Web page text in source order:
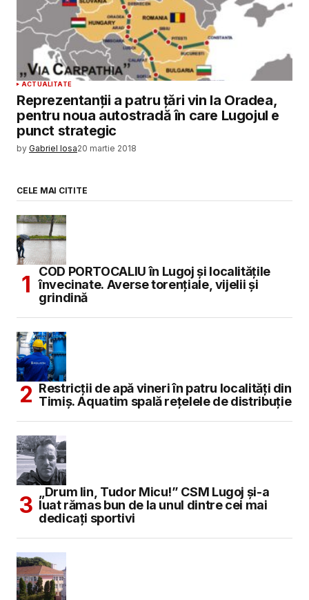
ACTUALITATE
Reprezentanţii a patru ţări vin la Oradea,
pentru noua autostradă în care Lugojul e
punct strategic
by Gabriel Iosa20 martie 2018
CELE MAI CITITE
COD PORTOCALIU în Lugoj și localitățile
învecinate. Averse torențiale, vijelii și
grindină
Restricții de apă vineri în patru localități din
Timiș. Aquatim spală rețelele de distribuție
„Drum lin, Tudor Micu!” CSM Lugoj și-a
luat rămas bun de la unul dintre cei mai
dedicați sportivi